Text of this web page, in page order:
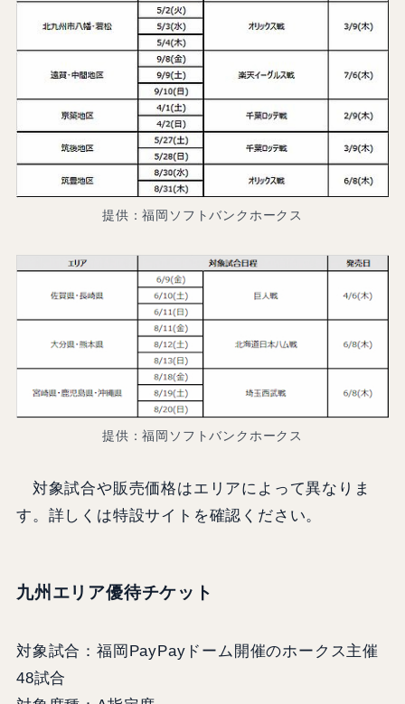
提供：福岡ソフトバンクホークス
提供：福岡ソフトバンクホークス
対象試合や販売価格はエリアによって異なりま
す。詳しくは特設サイトを確認ください。
九州エリア優待チケット
対象試合：福岡PayPayドーム開催のホークス主催
48試合